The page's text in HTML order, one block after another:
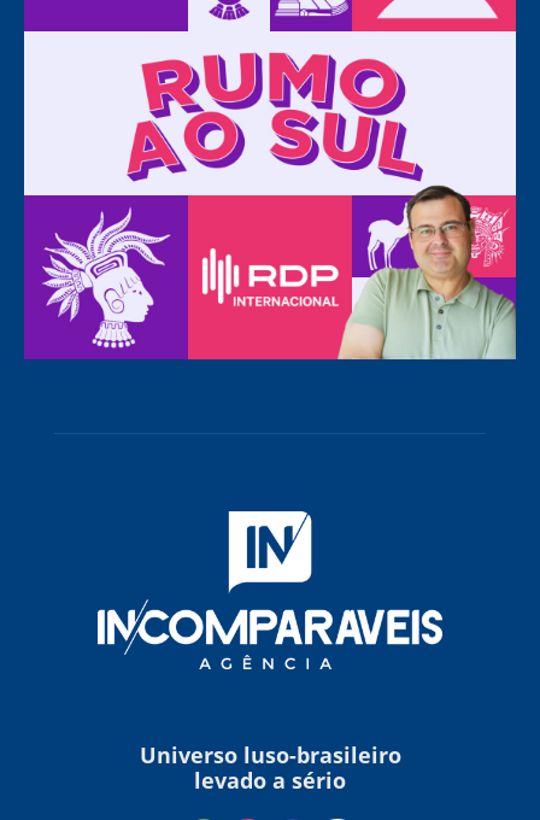
Universo luso-brasileiro
levado a sério